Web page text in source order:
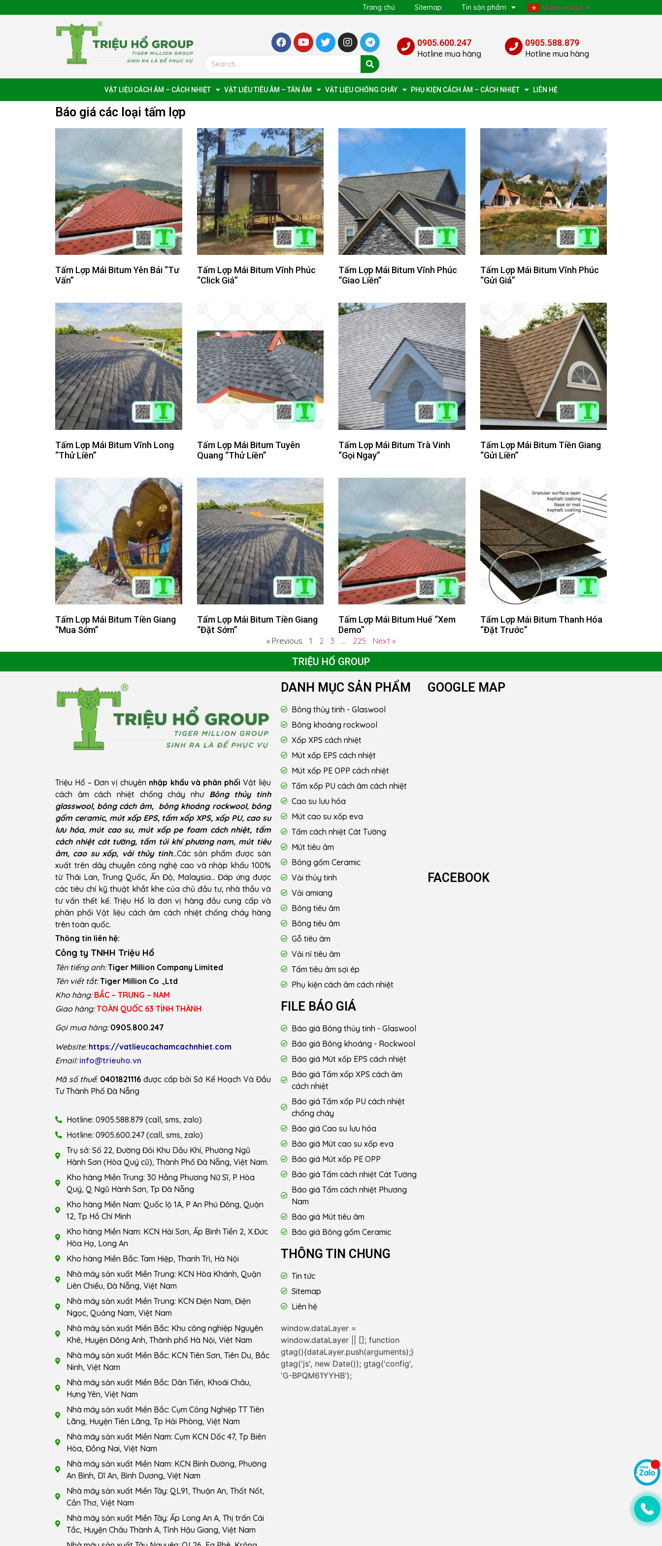
Trang chủ Sitemap Tin sản phẩm Vietnamese ▼
0905.600.247
Hotline mua hàng
0905.588.879
Hotline mua hàng
VẬT LIỆU CÁCH ÂM – CÁCH NHIỆT VẬT LIỆU TIÊU ÂM – TÁN ÂM VẬT LIỆU CHỐNG CHÁY PHỤ KIỆN CÁCH ÂM – CÁCH NHIỆT LIÊN HỆ
Báo giá các loại tấm lợp
Tấm Lợp Mái Bitum Yên Bái “Tư
Vấn”
Tấm Lợp Mái Bitum Vĩnh Phúc
“Click Giá”
Tấm Lợp Mái Bitum Vĩnh Phúc
“Giao Liền”
Tấm Lợp Mái Bitum Vĩnh Phúc
“Gửi Giá”
Tấm Lợp Mái Bitum Vĩnh Long
“Thử Liền”
Tấm Lợp Mái Bitum Tuyên
Quang “Thử Liền”
Tấm Lợp Mái Bitum Trà Vinh
“Gọi Ngay”
Tấm Lợp Mái Bitum Tiền Giang
“Gửi Liền”
Tấm Lợp Mái Bitum Tiền Giang
“Mua Sớm”
Tấm Lợp Mái Bitum Tiền Giang
“Đặt Sớm”
Tấm Lợp Mái Bitum Huế “Xem
Demo”
Tấm Lợp Mái Bitum Thanh Hóa
“Đặt Trước”
« Previous 1 2 3 … 225 Next »
TRIỆU HỔ GROUP
Triệu Hổ – Đơn vị chuyên nhập khẩu và phân phối Vật liệu
cách âm cách nhiệt chống cháy như Bông thủy tinh
glasswool, bông cách âm, bông khoáng rockwool, bông
gốm ceramic, mút xốp EPS, tấm xốp XPS, xốp PU, cao su
lưu hóa, mút cao su, mút xốp pe foam cách nhiệt, tấm
cách nhiệt cát tường, tấm túi khí phương nam, mút tiêu
âm, cao su xốp, vải thủy tinh...Các sản phẩm được sản
xuất trên dây chuyền công nghệ cao và nhập khẩu 100%
từ Thái Lan, Trung Quốc, Ấn Độ, Malaysia… Đáp ứng được
các tiêu chí kỹ thuật khắt khe của chủ đầu tư, nhà thầu và
tư vấn thết kế. Triệu Hổ là đơn vị hàng đầu cung cấp và
phân phối Vật liệu cách âm cách nhiệt chống cháy hàng
trên toàn quốc.
Thông tin liên hệ:
Công ty TNHH Triệu Hổ
Tên tiếng anh: Tiger Million Company Limited
Tên viết tắt: Tiger Million Co .,Ltd
Kho hàng: BẮC – TRUNG – NAM
Giao hàng: TOÀN QUỐC 63 TỈNH THÀNH
Gọi mua hàng: 0905.800.247
Website: https://vatlieucachamcachnhiet.com
Email: info@trieuho.vn
Mã số thuế: 0401821116 được cấp bởi Sở Kế Hoạch Và Đầu
Tư Thành Phố Đà Nẵng
Hotline: 0905.588.879 (call, sms, zalo)
Hotline: 0905.600.247 (call, sms, zalo)
Trụ sở: Số 22, Đường Đôi Khu Dầu Khí, Phường Ngũ
Hành Sơn (Hòa Quý cũ), Thành Phố Đà Nẵng, Việt Nam.
Kho hàng Miền Trung: 30 Hằng Phương Nữ Sĩ, P Hòa
Quý, Q Ngũ Hành Sơn, Tp Đà Nẵng
Kho hàng Miền Nam: Quốc lộ 1A, P An Phú Đông, Quận
12, Tp Hồ Chí Minh
Kho hàng Miền Nam: KCN Hải Sơn, Ấp Bình Tiền 2, X.Đức
Hòa Hạ, Long An
Kho hàng Miền Bắc: Tam Hiệp, Thanh Trì, Hà Nội
Nhà máy sản xuất Miền Trung: KCN Hòa Khánh, Quận
Liên Chiểu, Đà Nẵng, Việt Nam
Nhà máy sản xuất Miền Trung: KCN Điện Nam, Điện
Ngọc, Quảng Nam, Việt Nam
Nhà máy sản xuất Miền Bắc: Khu công nghiệp Nguyên
Khê, Huyện Đông Anh, Thành phố Hà Nội, Việt Nam
Nhà máy sản xuất Miền Bắc: KCN Tiên Sơn, Tiên Du, Bắc
Ninh, Việt Nam
Nhà máy sản xuất Miền Bắc: Dân Tiến, Khoái Châu,
Hưng Yên, Việt Nam
Nhà máy sản xuất Miền Bắc: Cụm Công Nghiệp TT Tiên
Lãng, Huyện Tiên Lãng, Tp Hải Phòng, Việt Nam
Nhà máy sản xuất Miền Nam: Cụm KCN Dốc 47, Tp Biên
Hòa, Đồng Nai, Việt Nam
Nhà máy sản xuất Miền Nam: KCN Bình Đường, Phường
An Bình, Dĩ An, Bình Dương, Việt Nam
Nhà máy sản xuất Miền Tây: QL91, Thuận An, Thốt Nốt,
Cần Thơ, Việt Nam
Nhà máy sản xuất Miền Tây: Ấp Long An A, Thị trấn Cái
Tắc, Huyện Châu Thành A, Tỉnh Hậu Giang, Việt Nam
DANH MỤC SẢN PHẨM
Bông thủy tinh - Glaswool
Bông khoáng rockwool
Xốp XPS cách nhiệt
Mút xốp EPS cách nhiệt
Mút xốp PE OPP cách nhiệt
Tấm xốp PU cách âm cách nhiệt
Cao su lưu hóa
Mút cao su xốp eva
Tấm cách nhiệt Cát Tường
Mút tiêu âm
Bông gốm Ceramic
Vải thủy tinh
Vải amiang
Bông tiêu âm
Bông tiêu âm
Gỗ tiêu âm
Vải nỉ tiêu âm
Tấm tiêu âm sợi ép
Phụ kiện cách âm cách nhiệt
FILE BÁO GIÁ
Báo giá Bông thủy tinh - Glaswool
Báo giá Bông khoáng - Rockwool
Báo giá Mút xốp EPS cách nhiệt
Báo giá Tấm xốp XPS cách âm
cách nhiệt
Báo giá Tấm xốp PU cách nhiệt
chống cháy
Báo giá Cao su lưu hóa
Báo giá Mút cao su xốp eva
Báo giá Mút xốp PE OPP
Báo giá Tấm cách nhiệt Cát Tường
Báo giá Tấm cách nhiệt Phương
Nam
Báo giá Mút tiêu âm
Báo giá Bông gốm Ceramic
THÔNG TIN CHUNG
Tin tức
Sitemap
Liên hệ
window.dataLayer =
window.dataLayer || []; function
gtag(){dataLayer.push(arguments);}
gtag('js', new Date()); gtag('config',
'G-BPQM61YYHB');
GOOGLE MAP
FACEBOOK